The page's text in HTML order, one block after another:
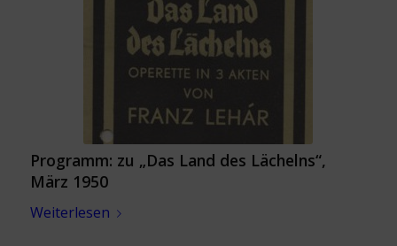
Programm: zu „Das Land des Lächelns“,
März 1950
Weiterlesen